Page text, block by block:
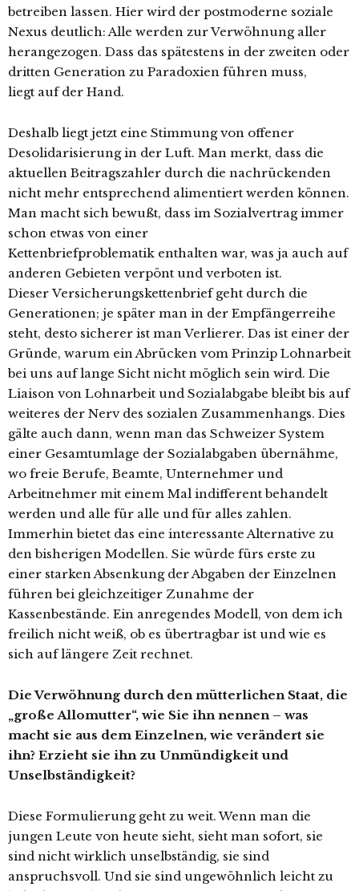
betreiben lassen. Hier wird der postmoderne soziale
Nexus deutlich: Alle werden zur Verwöhnung aller
herangezogen. Dass das spätestens in der zweiten oder
dritten Generation zu Paradoxien führen muss,
liegt auf der Hand.
Deshalb liegt jetzt eine Stimmung von offener
Desolidarisierung in der Luft. Man merkt, dass die
aktuellen Beitragszahler durch die nachrückenden
nicht mehr entsprechend alimentiert werden können.
Man macht sich bewußt, dass im Sozialvertrag immer
schon etwas von einer
Kettenbriefproblematik enthalten war, was ja auch auf
anderen Gebieten verpönt und verboten ist.
Dieser Versicherungskettenbrief geht durch die
Generationen; je später man in der Empfängerreihe
steht, desto sicherer ist man Verlierer. Das ist einer der
Gründe, warum ein Abrücken vom Prinzip Lohnarbeit
bei uns auf lange Sicht nicht möglich sein wird. Die
Liaison von Lohnarbeit und Sozialabgabe bleibt bis auf
weiteres der Nerv des sozialen Zusammenhangs. Dies
gälte auch dann, wenn man das Schweizer System
einer Gesamtumlage der Sozialabgaben übernähme,
wo freie Berufe, Beamte, Unternehmer und
Arbeitnehmer mit einem Mal indifferent behandelt
werden und alle für alle und für alles zahlen.
Immerhin bietet das eine interessante Alternative zu
den bisherigen Modellen. Sie würde fürs erste zu
einer starken Absenkung der Abgaben der Einzelnen
führen bei gleichzeitiger Zunahme der
Kassenbestände. Ein anregendes Modell, von dem ich
freilich nicht weiß, ob es übertragbar ist und wie es
sich auf längere Zeit rechnet.
Die Verwöhnung durch den mütterlichen Staat, die
„große Allomutter“, wie Sie ihn nennen – was
macht sie aus dem Einzelnen, wie verändert sie
ihn? Erzieht sie ihn zu Unmündigkeit und
Unselbständigkeit?
Diese Formulierung geht zu weit. Wenn man die
jungen Leute von heute sieht, sieht man sofort, sie
sind nicht wirklich unselbständig, sie sind
anspruchsvoll. Und sie sind ungewöhnlich leicht zu